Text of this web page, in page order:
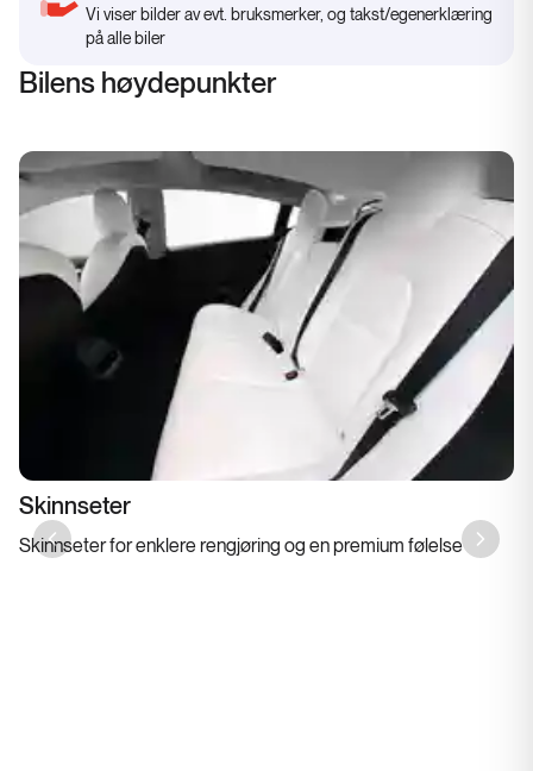
Vi viser bilder av evt. bruksmerker, og takst/egenerklæring
på alle biler
Bilens høydepunkter
Skinnseter
Skinnseter for enklere rengjøring og en premium følelse
Previous slide Next